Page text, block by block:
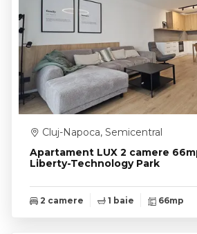
Apartament LUX 2 camere
Liberty-Technology Park
Cluj-Napoca, Semicentral
2 camere 1 baie 66mp